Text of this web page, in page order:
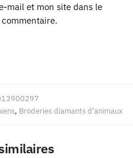
mail et mon site dans le
, Broderies diamants d'animaux